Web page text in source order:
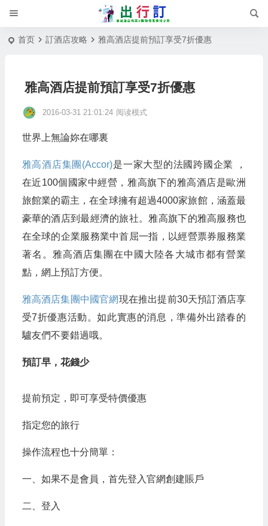
首页 訂酒店攻略 雅高酒店提前預訂享受7折優惠
雅高酒店提前預訂享受7折優惠
2016-03-31 21:01:24 阅读模式
世界上無論妳在哪裏
雅高酒店集團(Accor)是一家大型的法國跨國企業 ，
在近100個國家中經營，雅高旗下的雅高酒店是歐洲
旅館業的霸主，在全球擁有超過4000家旅館，涵蓋最
豪華的酒店到最經濟的旅社。雅高旗下的雅高服務也
在全球的企業服務業中首屈一指，以經營票券服務業
著名。雅高酒店集團在中國大陸各大城市都有營業
點，網上預訂方便。
雅高酒店集團中國官網現在推出提前30天預訂酒店享
受7折優惠活動。如此實惠的消息，準備外出踏春的
驢友們不要錯過哦。
預訂早，花錢少
提前預定，即可享受特價優惠
指定您的旅行
操作流程也十分簡單：
一、如果不是會員，首先登入官網創建賬戶
二、登入